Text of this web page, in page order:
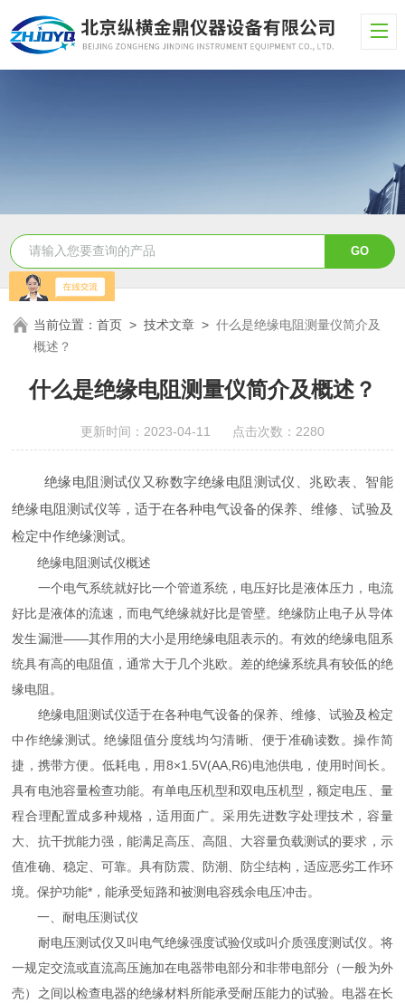
当前位置：首页 >技术文章 >什么是绝缘电阻测量仪简介及
概述？
什么是绝缘电阻测量仪简介及概述？
更新时间：2023-04-11 点击次数：2280
绝缘电阻测试仪又称数字绝缘电阻测试仪、兆欧表、智能
绝缘电阻测试仪等，适于在各种电气设备的保养、维修、试验及
检定中作绝缘测试。
绝缘电阻测试仪概述
一个电气系统就好比一个管道系统，电压好比是液体压力，电流
好比是液体的流速，而电气绝缘就好比是管壁。绝缘防止电子从导体
发生漏泄――其作用的大小是用绝缘电阻表示的。有效的绝缘电阻系
统具有高的电阻值，通常大于几个兆欧。差的绝缘系统具有较低的绝
缘电阻。
绝缘电阻测试仪适于在各种电气设备的保养、维修、试验及检定
中作绝缘测试。绝缘阻值分度线均匀清晰、便于准确读数。操作简
捷，携带方便。低耗电，用8×1.5V(AA,R6)电池供电，使用时间长。
具有电池容量检查功能。有单电压机型和双电压机型，额定电压、量
程合理配置成多种规格，适用面广。采用先进数字处理技术，容量
大、抗干扰能力强，能满足高压、高阻、大容量负载测试的要求，示
值准确、稳定、可靠。具有防震、防潮、防尘结构，适应恶劣工作环
境。保护功能*，能承受短路和被测电容残余电压冲击。
一、耐电压测试仪
耐电压测试仪又叫电气绝缘强度试验仪或叫介质强度测试仪。将
一规定交流或直流高压施加在电器带电部分和非带电部分（一般为外
壳）之间以检查电器的绝缘材料所能承受耐压能力的试验。电器在长